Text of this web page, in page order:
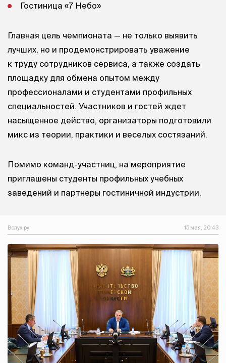
Гостиница «7 Небо»
Главная цель чемпионата — не только выявить
лучших, но и продемонстрировать уважение
к труду сотрудников сервиса, а также создать
площадку для обмена опытом между
профессионалами и студентами профильных
специальностей. Участников и гостей ждет
насыщенное действо, организаторы подготовили
микс из теории, практики и веселых состязаний.
Помимо команд-участниц, на мероприятие
приглашены студенты профильных учебных
заведений и партнеры гостиничной индустрии.
Вслух.ру 15 мая, 20:43